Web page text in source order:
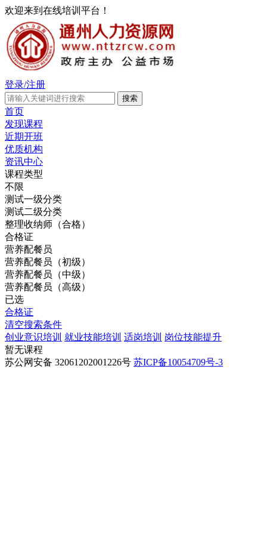
欢迎来到在线培训平台！
登录/注册
首页
发现课程
近期开班
优质机构
资讯中心
课程类型
不限
测试一级分类
测试二级分类
整理收纳师（合格）
合格证
营养配餐员
营养配餐员（初级）
营养配餐员（中级）
营养配餐员（高级）
已选
合格证
清空搜索条件
创业意识培训 就业技能培训 适岗培训 岗位技能提升
暂无课程
苏公网安备 32061202001226号 苏ICP备10054709号-3